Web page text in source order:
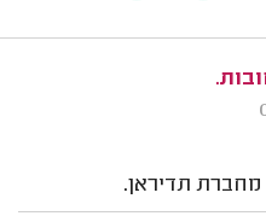
מחברת תדיראן.